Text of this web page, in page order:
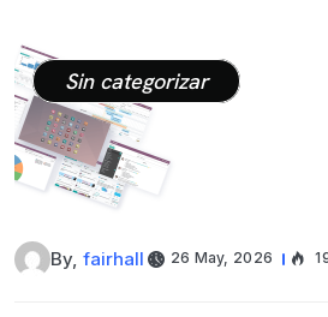
Sin categorizar
By, fairhall 26 May, 2026